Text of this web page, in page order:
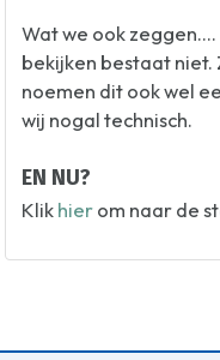
Wat we ook
bekijken bestaat niet.
noemen dit ook wel
wij nogal technisch.
EN NU?
Klik hier om naar de